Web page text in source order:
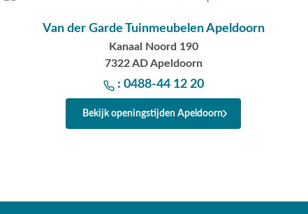
Van der Garde Tuinmeubelen Apeldoorn
Kanaal Noord 190
7322 AD Apeldoorn
: 0488-44 12 20
Bekijk openingstijden Apeldoorn